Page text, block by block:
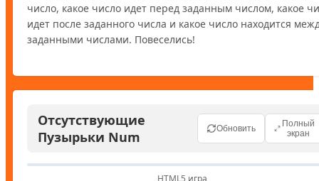
число, какое число идет перед заданным числом, какое
идет после заданного числа и какое число находится
заданными числами. Повеселись!
Отсутствующие
Пузырьки Num
Обновить
Полный
экран
HTML5 игра